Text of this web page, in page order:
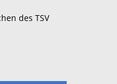
des TSV